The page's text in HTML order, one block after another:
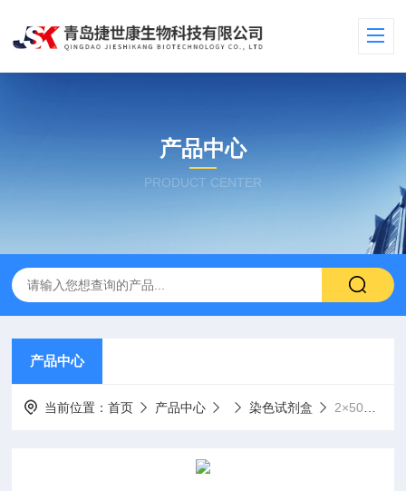
产品中心
PRODUCT CENTER
产品中心
当前位置：首页 产品中心 染色试剂盒 2×50ml4CN显色试剂盒（HRP发光）